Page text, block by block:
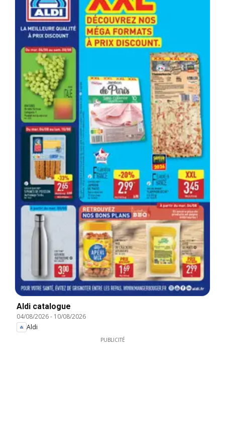
Aldi catalogue
04/08/2026- 10/08/2026
Aldi
PUBLICITÉ